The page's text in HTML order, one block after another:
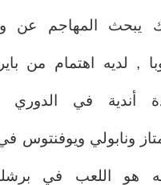
يبحث المهاجم عن
, لديه اهتمام من
أندية في الدوري
ونابولي ويوفنتوس
هو اللعب في